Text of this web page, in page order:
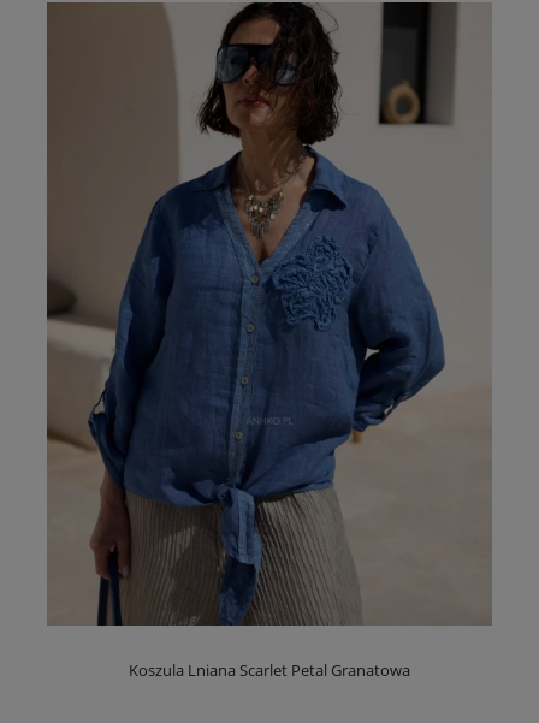
Koszula Lniana Scarlet Petal Granatowa